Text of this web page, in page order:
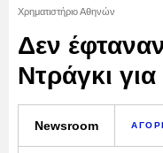
Χρηματιστήριο Αθηνών
Δεν
Ντράγκι
Newsroom